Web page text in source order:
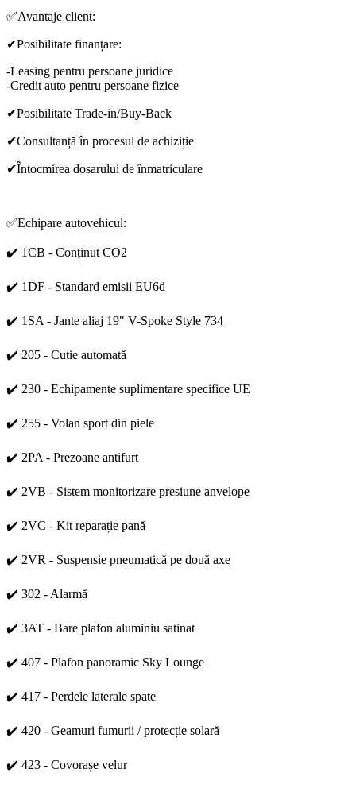
✅Avantaje client:
✔Posibilitate finanțare:
-Leasing pentru persoane juridice
-Credit auto pentru persoane fizice
✔Posibilitate Trade-in/Buy-Back
✔Consultanță în procesul de achiziție
✔Întocmirea dosarului de înmatriculare
✅Echipare autovehicul:
✔️ 1CB - Conținut CO2
✔️ 1DF - Standard emisii EU6d
✔️ 1SA - Jante aliaj 19" V-Spoke Style 734
✔️ 205 - Cutie automată
✔️ 230 - Echipamente suplimentare specifice UE
✔️ 255 - Volan sport din piele
✔️ 2PA - Prezoane antifurt
✔️ 2VB - Sistem monitorizare presiune anvelope
✔️ 2VC - Kit reparație pană
✔️ 2VR - Suspensie pneumatică pe două axe
✔️ 302 - Alarmă
✔️ 3AT - Bare plafon aluminiu satinat
✔️ 407 - Plafon panoramic Sky Lounge
✔️ 417 - Perdele laterale spate
✔️ 420 - Geamuri fumurii / protecție solară
✔️ 423 - Covorașe velur